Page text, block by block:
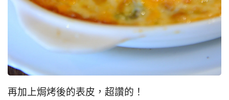
再加上焗烤後的表皮，超讚的！